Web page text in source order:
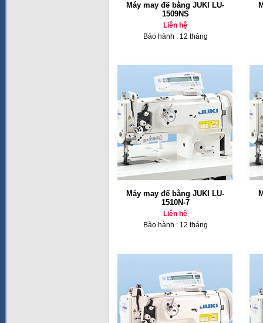
Máy may đế bằng JUKI LU-
1509NS
Liên hệ
Bảo hành : 12 tháng
Máy may đế bằng JUKI LU-
1510N-7
Liên hệ
Bảo hành : 12 tháng